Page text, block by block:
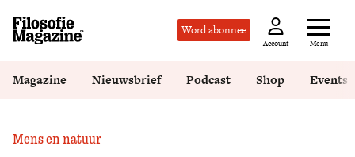
Word abonnee
Account Menu
Magazine Nieuwsbrief Podcast Shop Events
Mens en natuur